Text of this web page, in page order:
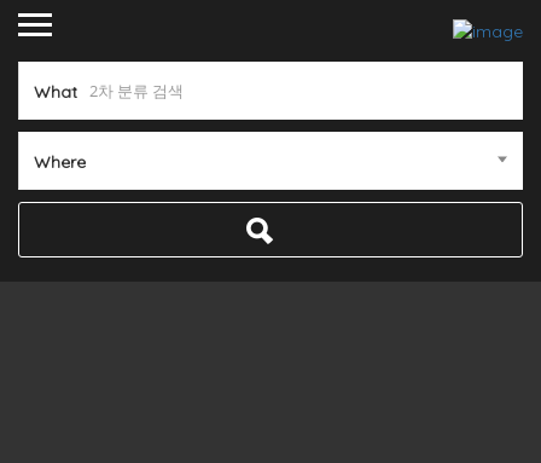
What
Where